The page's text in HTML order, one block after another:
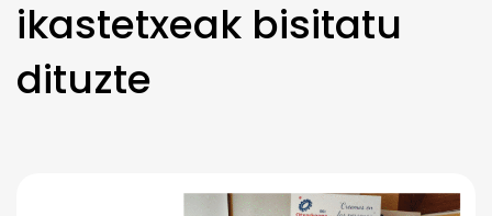
ikastetxeak bisitatu
dituzte